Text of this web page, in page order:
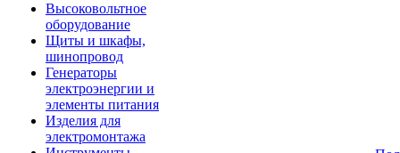
Высоковольтное
оборудование
Щиты и шкафы,
шинопровод
Генераторы
электроэнергии и
элементы питания
Изделия для
электромонтажа